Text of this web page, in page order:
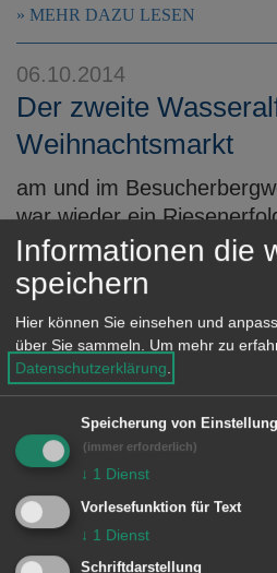
MEHR DAZU LESEN
06.10.2014
Der zweite
Weihnachtsmarkt
am und im
war wieder ein
MEHR DAZU LESEN
06.10.2014
Heiligabendfeier
MEHR DAZU LESEN
06.10.2014
Sieger Köder in
2015 – Ein Kalender
Informationen die
speichern
Hier können Sie einsehen und
über Sie sammeln.
Um mehr zu
Datenschutzerklärung
Speicherung von
(immer erforderlich)
↓ 1 Dienst
Vorlesefunktion für Text
↓ 1 Dienst
Schriftdarstellung